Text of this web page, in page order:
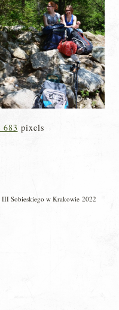
683 pixels
III Sobieskiego w Krakowie 2022